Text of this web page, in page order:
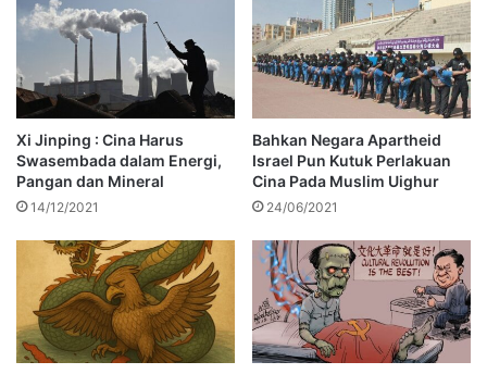
Xi Jinping : Cina Harus
Swasembada dalam Energi,
Pangan dan Mineral
14/12/2021
Bahkan Negara Apartheid
Israel Pun Kutuk Perlakuan
Cina Pada Muslim Uighur
24/06/2021